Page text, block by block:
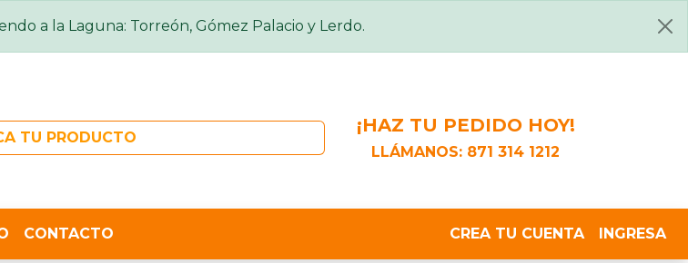
a la Laguna: Torreón, Gómez Palacio y Lerdo.
¡HAZ TU PEDIDO HOY!
LLÁMANOS: 871 314 1212
CONTACTO CREA TU CUENTA INGRESA